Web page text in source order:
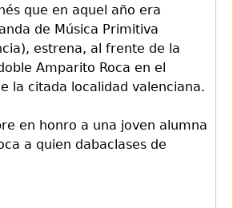
que en aquel año era
de Música Primitiva
estrena, al frente de la
Amparito Roca en el
la citada localidad valenciana.
en honro a una joven alumna
a quien dabaclases de